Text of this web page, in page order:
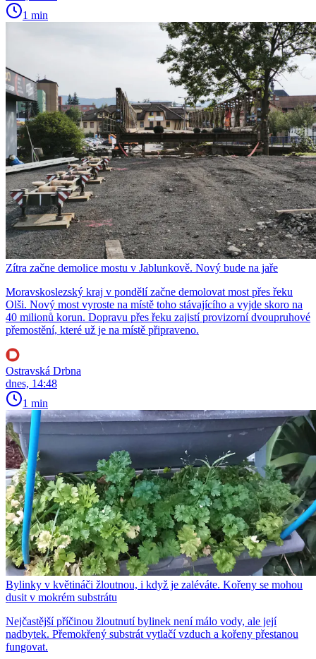
1 min
Zítra začne demolice mostu v Jablunkově. Nový bude na jaře
Moravskoslezský kraj v pondělí začne demolovat most přes řeku
Olši. Nový most vyroste na místě toho stávajícího a vyjde skoro na
40 milionů korun. Dopravu přes řeku zajistí provizorní dvoupruhové
přemostění, které už je na místě připraveno.
Ostravská Drbna
dnes, 14:48
1 min
Bylinky v květináči žloutnou, i když je zaléváte. Kořeny se mohou
dusit v mokrém substrátu
Nejčastější příčinou žloutnutí bylinek není málo vody, ale její
nadbytek. Přemokřený substrát vytlačí vzduch a kořeny přestanou
fungovat.